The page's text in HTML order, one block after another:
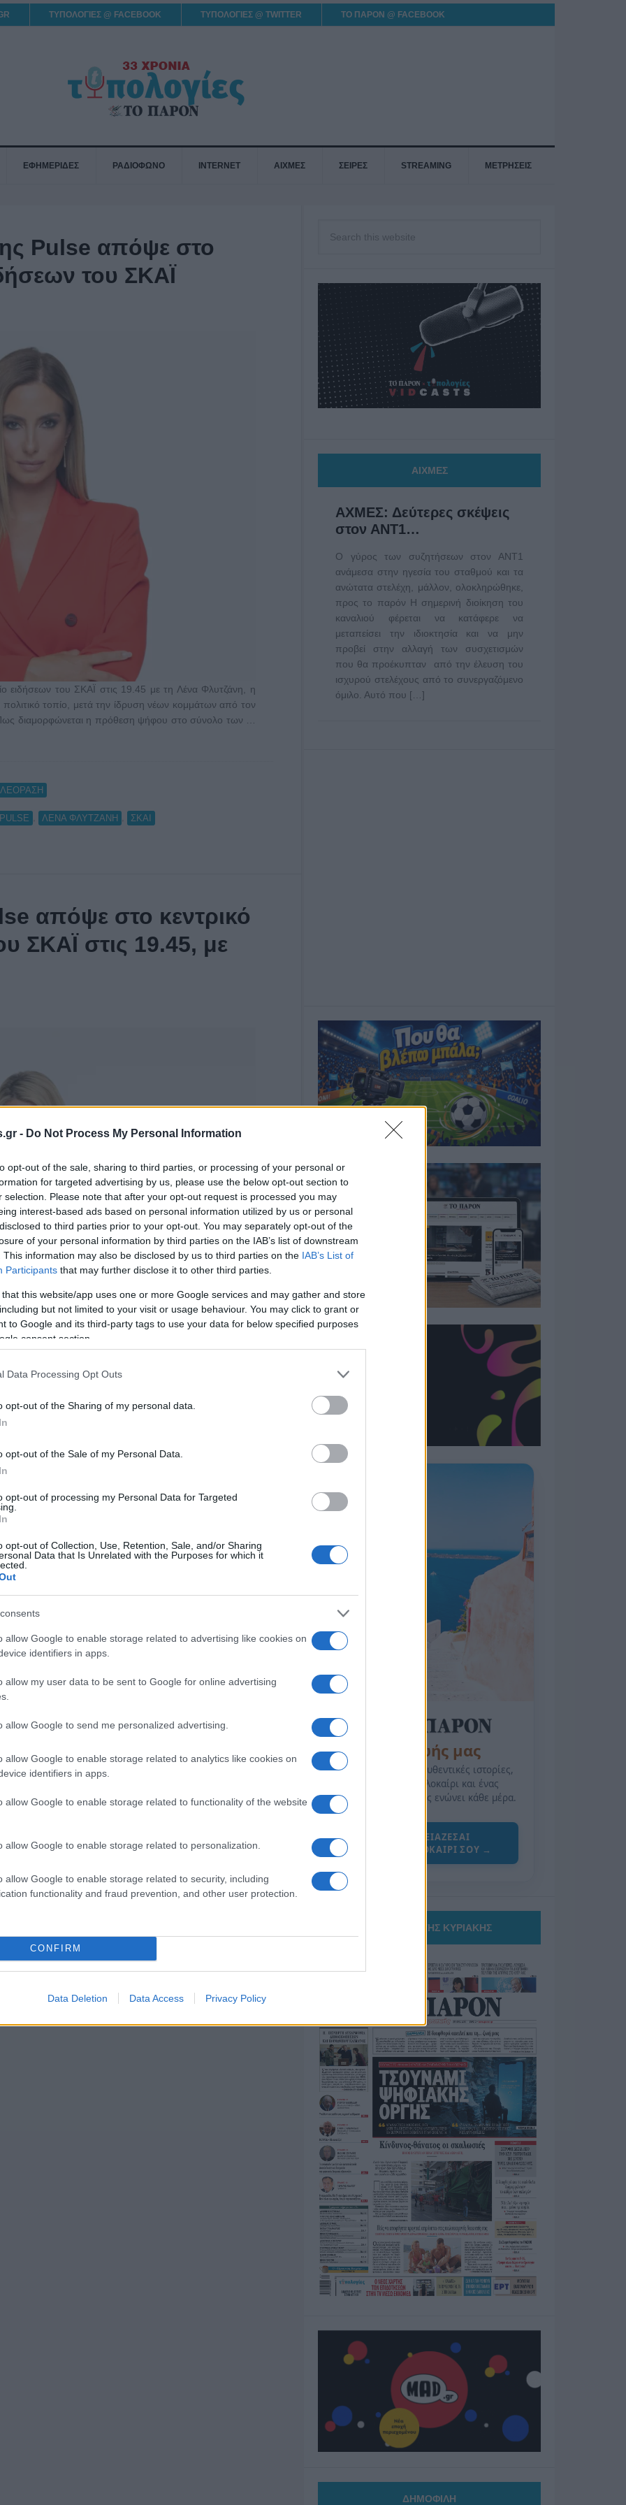
- Do Not Process My Personal Information
opt-out of the sale, sharing to third parties, or processing of your personal or
for targeted advertising by us, please use the below opt-out section to
selection. Please note that after your opt-out request is processed you may
interest-based ads based on personal information utilized by us or personal
to third parties prior to your opt-out. You may separately opt-out of the
of your personal information by third parties on the IAB’s list of downstream
This information may also be disclosed by us to third parties on the IAB’s List of
Participants that may further disclose it to other third parties.
that this website/app uses one or more Google services and may gather and store
but not limited to your visit or usage behaviour. You may click to grant or
to Google and its third-party tags to use your data for below specified purposes
consent section.
Data Processing Opt Outs
opt-out of the Sharing of my personal data.
opt-out of the Sale of my Personal Data.
opt-out of processing my Personal Data for Targeted
opt-out of Collection, Use, Retention, Sale, and/or Sharing
Data that Is Unrelated with the Purposes for which it
allow Google to enable storage related to advertising like cookies on
identifiers in apps.
allow my user data to be sent to Google for online advertising
allow Google to send me personalized advertising.
allow Google to enable storage related to analytics like cookies on
identifiers in apps.
allow Google to enable storage related to functionality of the website
allow Google to enable storage related to personalization.
allow Google to enable storage related to security, including
functionality and fraud prevention, and other user protection.
CONFIRM
Data Deletion Data Access Privacy Policy
ΤΥΠΟΛΟΓΙΕΣ @ FACEBOOK ΤΥΠΟΛΟΓΙΕΣ @ TWITTER ΤΟ ΠΑΡΟΝ @ FACEBOOK
ΕΦΗΜΕΡΙΔΕΣ ΡΑΔΙΟΦΩΝΟ INTERNET ΑΙΧΜΕΣ ΣΕΙΡΕΣ STREAMING ΜΕΤΡΗΣΕΙΣ
Pulse απόψε στο
του ΣΚΑΪ
του ΣΚΑΪ στις 19.45 με τη Λένα Φλυτζάνη, η
τοπίο, μετά την ίδρυση νέων κομμάτων από τον
διαμορφώνεται η πρόθεση ψήφου στο σύνολο των …
ΛΕΝΑ ΦΛΥΤΖΑΝΗ ΣΚΑΙ
απόψε στο κεντρικό
ΣΚΑΪ στις 19.45, με
η μεγάλη δημοσκόπηση της PULSE, για όλα τα καυτά
οι πολίτες για τις πολεμικές εξελίξεις στη Μέση
περισσότερο και πως αξιολογούν τις αποφάσεις της
ΑΙΧΜΕΣ
ΑΧΜΕΣ: Δεύτερες σκέψεις
στον ΑΝΤ1…
Ο γύρος των συζητήσεων στον ΑΝΤ1
ανάμεσα στην ηγεσία του σταθμού και τα
ανώτατα στελέχη, μάλλον, ολοκληρώθηκε,
προς το παρόν Η σημερινή διοίκηση του
καναλιού φέρεται να κατάφερε να
μεταπείσει την ιδιοκτησία και να μην
προβεί στην αλλαγή των συσχετισμών
που θα προέκυπταν από την έλευση του
ισχυρού στελέχους από το συνεργαζόμενο
όμιλο. Αυτό που […]
της Ζωής μας
Οι άνθρωποι, οι αυθεντικές ιστορίες,
το ελληνικό καλοκαίρι και ένας
πολιτισμός που μας ενώνει κάθε μέρα.
ΟΣΑ ΧΡΕΙΑΖΕΣΑΙ
ΓΙΑ ΤΟ ΚΑΛΟΚΑΙΡΙ ΣΟΥ →
ΤΟ ΠΑΡΟΝ ΤΗΣ ΚΥΡΙΑΚΗΣ
ΔΗΜΟΦΙΛΗ